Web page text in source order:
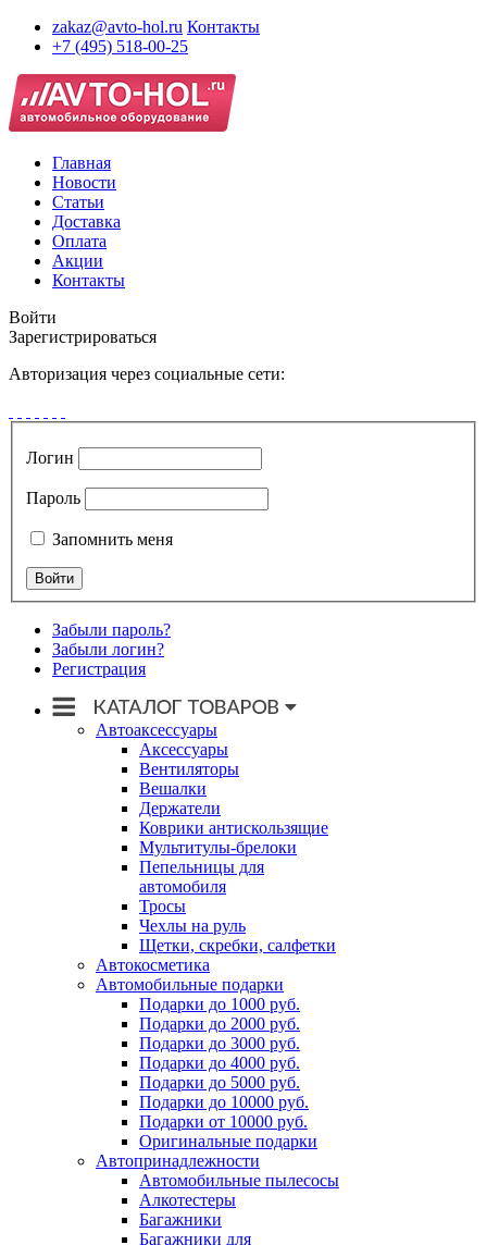
zakaz@avto-hol.ru Контакты
+7 (495) 518-00-25
Главная
Новости
Статьи
Доставка
Оплата
Акции
Контакты
Войти
Зарегистрироваться
Авторизация через социальные сети:
Логин
Пароль
Запомнить меня
Забыли пароль?
Забыли логин?
Регистрация
Автоаксессуары
Аксессуары
Вентиляторы
Вешалки
Держатели
Коврики антискользящие
Мультитулы-брелоки
Пепельницы для
автомобиля
Тросы
Чехлы на руль
Щетки, скребки, салфетки
Автокосметика
Автомобильные подарки
Подарки до 1000 руб.
Подарки до 2000 руб.
Подарки до 3000 руб.
Подарки до 4000 руб.
Подарки до 5000 руб.
Подарки до 10000 руб.
Подарки от 10000 руб.
Оригинальные подарки
Автопринадлежности
Автомобильные пылесосы
Алкотестеры
Багажники
Багажники для